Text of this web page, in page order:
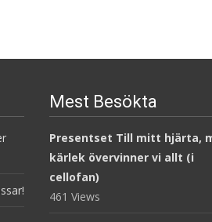
Mest Besökta
Presentset Till mitt hjärta,
kärlek övervinner vi allt (i
cellofan)
461 Views